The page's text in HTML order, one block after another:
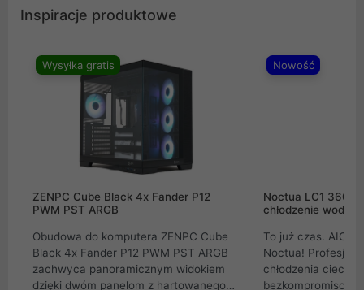
Inspiracje produktowe
Wysyłka gratis
ZENPC Cube Black 4x Fander P12
PWM PST ARGB
Obudowa do komputera ZENPC Cube
Black 4x Fander P12 PWM PST ARGB
zachwyca panoramicznym widokiem
dzięki dwóm panelom z hartowanego
Nowość
Noctua LC1
chłodzenie wodne
To już czas. AIO
Noctua!
chłodzenia cieczą